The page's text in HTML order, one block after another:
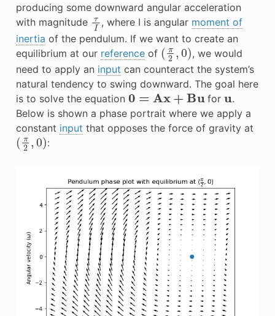
producing some downward angular acceleration
with magnitude τI , where I is angular moment of
inertia of the pendulum. If we want to create an
equilibrium at our referenceof (π2 ,0), we would
need to apply an input can counteract the system’s
natural tendency to swing downward. The goal here
is to solve the equation 0=Ax+Bu foru.
Below is shown a phase portrait where we apply a
constant input that opposes the force of gravity at
(π2,0):